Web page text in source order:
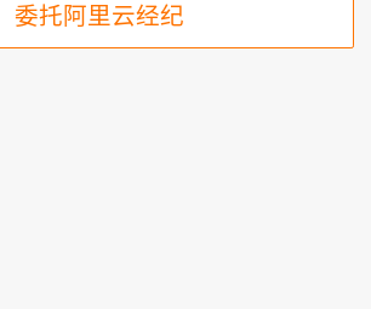
委托阿里云经纪